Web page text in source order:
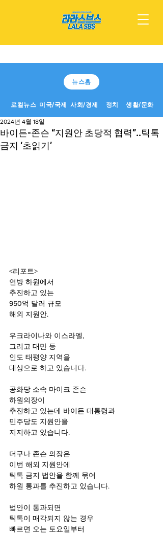
뉴스홈
로컬뉴스 미국/국제 사회/경제 정치 생활/문화
바이든-존슨 “지원안 초당적 협력”..틱톡
금지 ‘초읽기’
2024년 4월 18일
<리포트>
연방 하원에서
추진하고 있는
950억 달러 규모
해외 지원안.
우크라이나와 이스라엘,
그리고 대만 등
인도 태평양 지역을
대상으로 하고 있습니다.
공화당 소속 마이크 존슨
하원의장이
추진하고 있는데 바이든 대통령과
민주당도 지원안을
지지하고 있습니다.
더구나 존슨 의장은
이번 해외 지원안에
틱톡 금지 법안을 함께 묶어
하원 통과를 추진하고 있습니다.
법안이 통과되면
틱톡이 매각되지 않는 경우
빠르면 오는 토요일부터